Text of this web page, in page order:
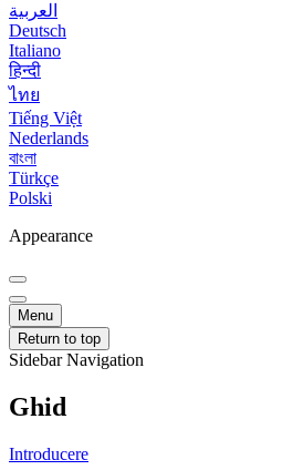
العربية
Deutsch
Italiano
हिन्दी
ไทย
Tiếng Việt
Nederlands
বাংলা
Türkçe
Polski
Appearance
Menu
Return to top
Sidebar Navigation
Ghid
Introducere